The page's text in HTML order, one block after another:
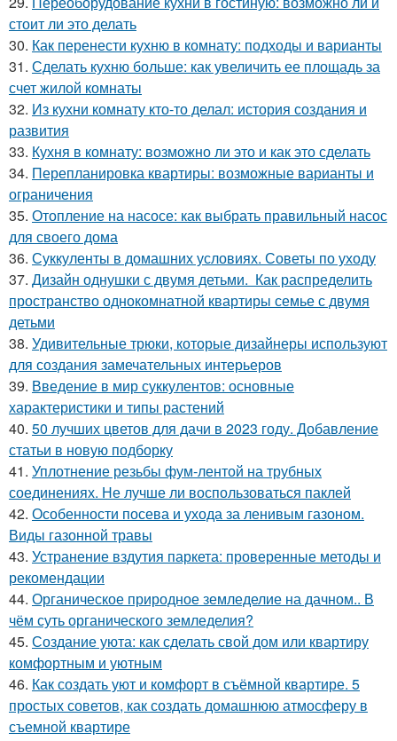
стоит ли это делать
30. Как перенести кухню в комнату: подходы и варианты
31. Сделать кухню больше: как увеличить ее площадь за
счет жилой комнаты
32. Из кухни комнату кто-то делал: история создания и
развития
33. Кухня в комнату: возможно ли это и как это сделать
34. Перепланировка квартиры: возможные варианты и
ограничения
35. Отопление на насосе: как выбрать правильный насос
для своего дома
36. Суккуленты в домашних условиях. Советы по уходу
37. Дизайн однушки с двумя детьми. Как распределить
пространство однокомнатной квартиры семье с двумя
детьми
38. Удивительные трюки, которые дизайнеры используют
для создания замечательных интерьеров
39. Введение в мир суккулентов: основные
характеристики и типы растений
40. 50 лучших цветов для дачи в 2023 году. Добавление
статьи в новую подборку
41. Уплотнение резьбы фум-лентой на трубных
соединениях. Не лучше ли воспользоваться паклей
42. Особенности посева и ухода за ленивым газоном.
Виды газонной травы
43. Устранение вздутия паркета: проверенные методы и
рекомендации
44. Органическое природное земледелие на дачном.. В
чём суть органического земледелия?
45. Создание уюта: как сделать свой дом или квартиру
комфортным и уютным
46. Как создать уют и комфорт в съёмной квартире. 5
простых советов, как создать домашнюю атмосферу в
съемной квартире